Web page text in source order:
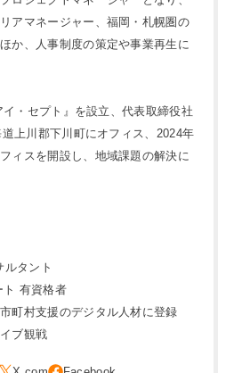
アマネージャー、福岡・札幌圏の
か、人事制度の策定や事業再生に
・セプト』を設立、代表取締役社
上川郡下川町にオフィス、2024年
ィスを開設し、地域課題の解決に
ルタント
ト 有資格者
町村支援のデジタル人材に登録
ブ観戦